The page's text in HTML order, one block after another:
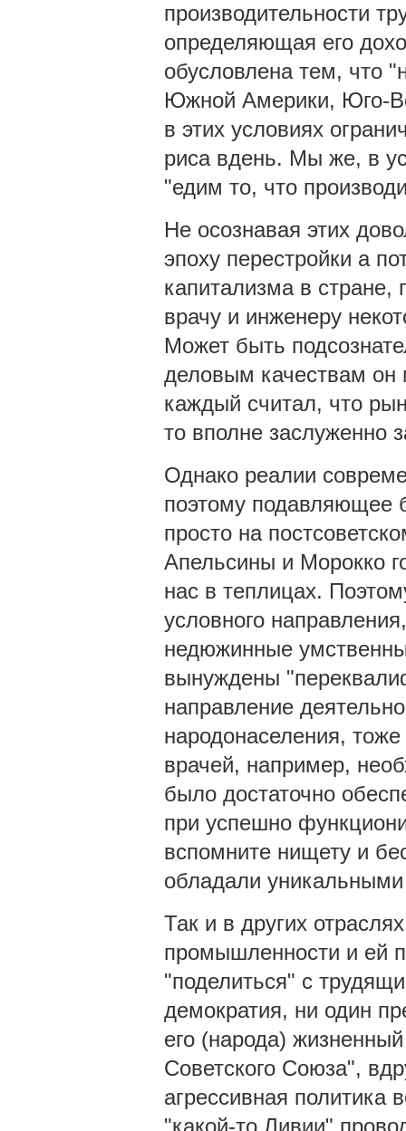
производительности
определяющая его
обусловлена тем, что
Южной Америки, Юго-
в этих условиях
риса вдень. Мы же, в
"едим то, что
Не осознавая этих
эпоху перестройки а
капитализма в стране,
врачу и инженеру
Может быть
деловым качествам он
каждый считал, что
то вполне заслуженно
Однако реалии
поэтому подавляющее
просто на
Апельсины и Морокко
нас в теплицах.
условного
недюжинные
вынуждены
направление
народонаселения,
врачей, например,
было достаточно
при успешно
вспомните нищету и
обладали
Так и в других
промышленности и ей
"поделиться" с
демократия, ни один
его (народа)
Советского Союза",
агрессивная
"какой-то Ливии"